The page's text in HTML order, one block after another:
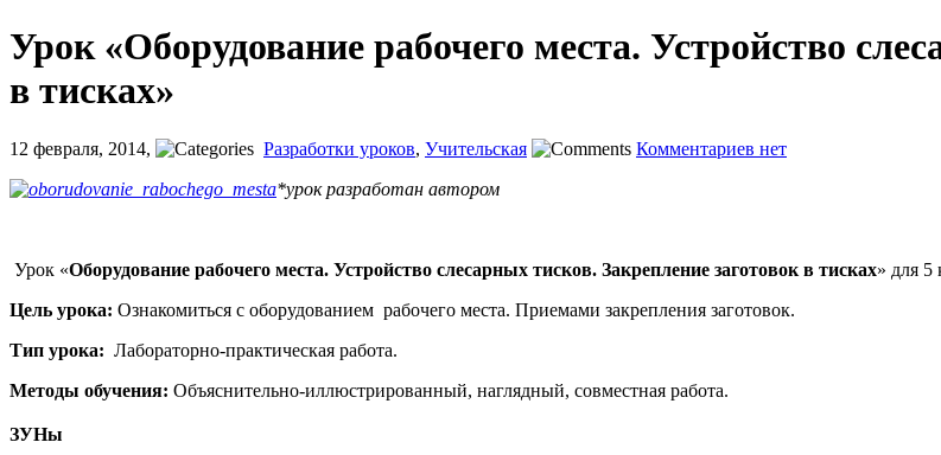
Урок «Оборудование рабочего места. Устройство
в тисках»
12 февраля, 2014, Разработки уроков, Учительская
Комментариев нет
*урок разработан автором
Урок «Оборудование рабочего места. Устройство слесарных тисков. Закрепление заготовок в тисках» для 5
Цель урока: Ознакомиться с оборудованием рабочего места. Приемами закрепления заготовок.
Тип урока: Лабораторно-практическая работа.
Методы обучения: Объяснительно-иллюстрированный, наглядный, совместная работа.
ЗУНы